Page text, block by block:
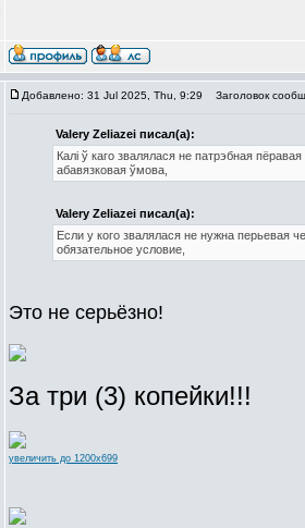
Добавлено: 31 Jul 2025, Thu, 9:29 Заголовок
Valery Zeliazei писал(а):
Калі ў каго звалялася не патрэбная
абавязковая ўмова,
Valery Zeliazei писал(а):
Если у кого звалялася не нужна перьевая
обязательное условие,
Это не серьёзно!
За три (3) копейки!!!
увеличить до 1200x699